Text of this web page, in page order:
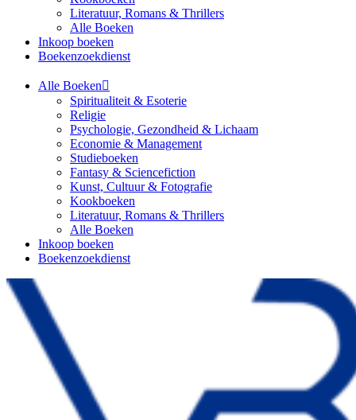
Literatuur, Romans & Thrillers
Alle Boeken
Inkoop boeken
Boekenzoekdienst
Alle Boeken
Spiritualiteit & Esoterie
Religie
Psychologie, Gezondheid & Lichaam
Economie & Management
Studieboeken
Fantasy & Sciencefiction
Kunst, Cultuur & Fotografie
Kookboeken
Literatuur, Romans & Thrillers
Alle Boeken
Inkoop boeken
Boekenzoekdienst